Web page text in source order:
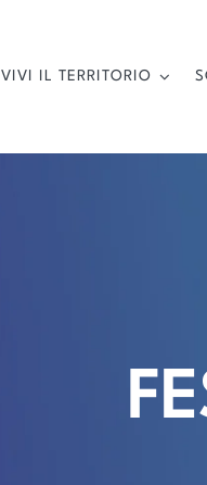
VIVI IL TERRITORIO